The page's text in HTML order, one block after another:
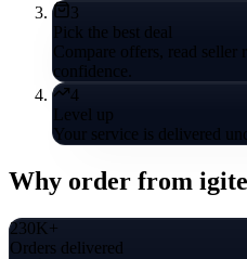
3
Pick the best deal
Compare offers, read seller
confidence.
4
Level up
Your service is delivered
Why order from
230K+
Orders delivered